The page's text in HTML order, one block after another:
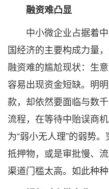
融资难凸显
中小微企业占据着中
国经济的主要构成力量
融资难的尴尬现状：生
容易出现资金短缺。明
款，却依然要面临与数
流程，在等待中贻误商
为“弱小无人理”的弱势
抵押物，或是审批慢、
渠道门槛太高。如此种